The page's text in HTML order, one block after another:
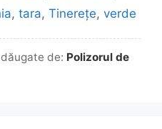
, tara, Tinerețe, verde
de: Polizorul de